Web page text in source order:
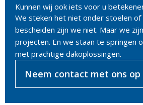
Kunnen wij ook iets voor u
We steken het niet onder stoelen of
bescheiden zijn we niet. Maar we
projecten. En we staan te springen
met prachtige dakoplossingen.
Neem contact met ons op